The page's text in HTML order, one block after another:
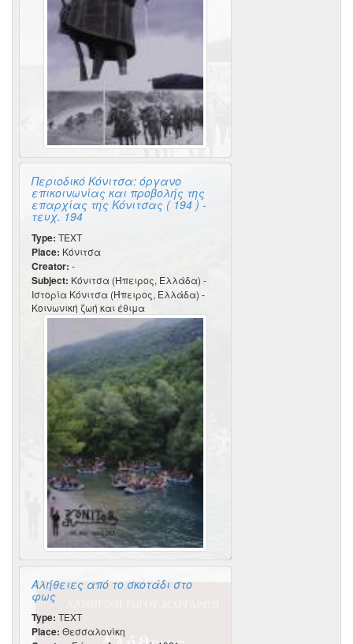
Περιοδικό Κόνιτσα: όργανο
επικοινωνίας και προβολής της
επαρχίας της Κόνιτσας ( 194 ) -
τευχ. 194
Type: TEXT
Place: Κόνιτσα
Creator: -
Subject: Κόνιτσα (Ήπειρος, Ελλάδα) -
Ιστορία Κόνιτσα (Ήπειρος, Ελλάδα) -
Κοινωνική ζωή και έθιμα
Αλήθειες από το σκοτάδι στο
φως
Type: TEXT
Place: Θεσσαλονίκη